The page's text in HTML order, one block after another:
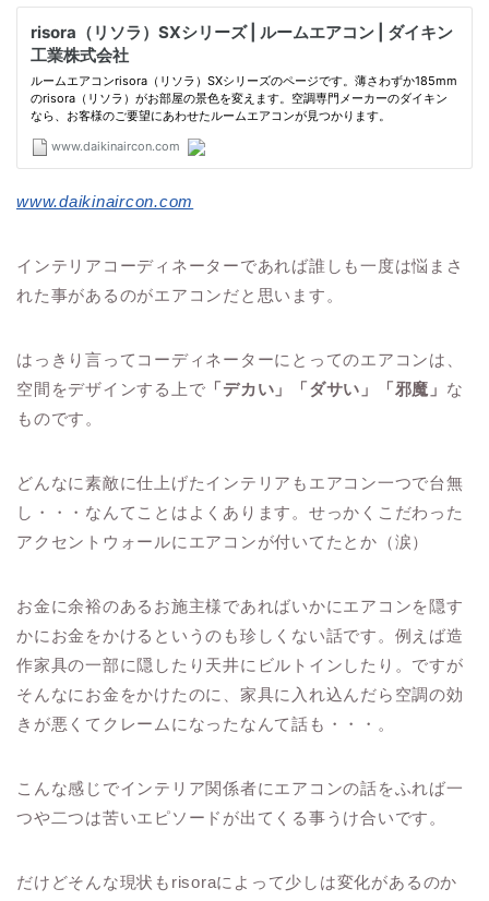
www.daikinaircon.com
インテリアコーディネーターであれば誰しも一度は悩まさ
れた事があるのがエアコンだと思います。
はっきり言ってコーディネーターにとってのエアコンは、
空間をデザインする上で 「デカい」「ダサい」「邪魔」 な
ものです。
どんなに素敵に仕上げたインテリアもエアコン一つで台無
し・・・なんてことはよくあります。せっかくこだわった
アクセントウォールにエアコンが付いてたとか（涙）
お金に余裕のあるお施主様であればいかにエアコンを隠す
かにお金をかけるというのも珍しくない話です。例えば造
作家具の一部に隠したり天井にビルトインしたり。ですが
そんなにお金をかけたのに、家具に入れ込んだら空調の効
きが悪くてクレームになったなんて話も・・・。
こんな感じでインテリア関係者にエアコンの話をふれば一
つや二つは苦いエピソードが出てくる事うけ合いです。
だけどそんな現状もrisoraによって少しは変化があるのか